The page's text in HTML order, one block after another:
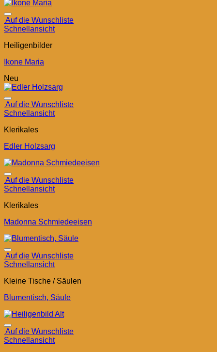
Auf die Wunschliste
Schnellansicht
Heiligenbilder
Ikone Maria
Neu
Auf die Wunschliste
Schnellansicht
Klerikales
Edler Holzsarg
Auf die Wunschliste
Schnellansicht
Klerikales
Madonna Schmiedeeisen
Auf die Wunschliste
Schnellansicht
Kleine Tische / Säulen
Blumentisch, Säule
Auf die Wunschliste
Schnellansicht